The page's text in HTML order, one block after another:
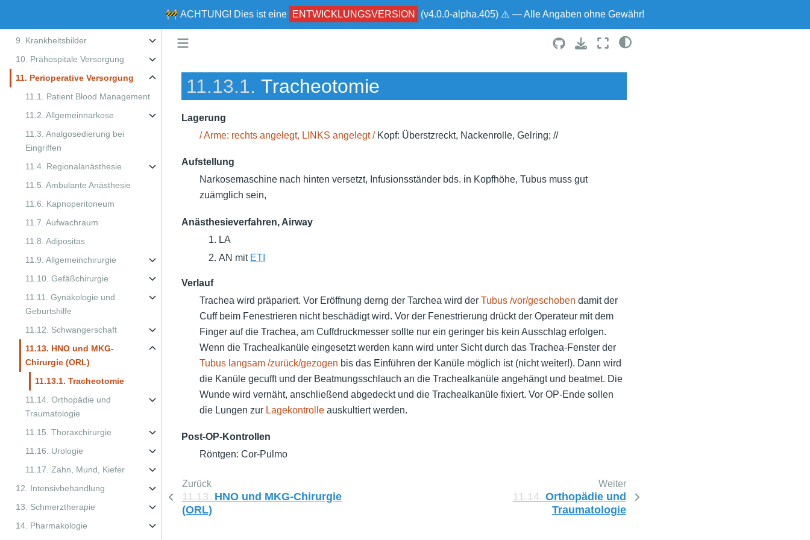
🚧 ACHTUNG! Dies ist eine ENTWICKLUNGSVERSION (v4.0.0-alpha.405) ⚠ — Alle Angaben ohne Gewähr!
9. Krankheitsbilder
10. Prähospitale Versorgung
11. Perioperative Versorgung
11.1. Patient Blood Management
11.2. Allgemeinnarkose
11.3. Analgosedierung bei
Eingriffen
11.4. Regionalanästhesie
11.5. Ambulante Anästhesie
11.6. Kapnoperitoneum
11.7. Aufwachraum
11.8. Adipositas
11.9. Allgemeinchirurgie
11.10. Gefäßchirurgie
11.11. Gynäkologie und
Geburtshilfe
11.12. Schwangerschaft
11.13. HNO und MKG-
Chirurgie (ORL)
11.13.1. Tracheotomie
11.14. Orthopädie und
Traumatologie
11.15. Thoraxchirurgie
11.16. Urologie
11.17. Zahn, Mund, Kiefer
12. Intensivbehandlung
13. Schmerztherapie
14. Pharmakologie
11.13.1. Tracheotomie
Lagerung
/ Arme: rechts angelegt, LINKS angelegt /Kopf: Überstzreckt, Nackenrolle, Gelring; //
Aufstellung
Narkosemaschine nach hinten versetzt, Infusionsständer bds. in Kopfhöhe, Tubus muss gut
zuämglich sein,
Anästhesieverfahren, Airway
LA
AN mit ETI
Verlauf
Trachea wird präpariert. Vor Eröffnung derng der Tarchea wird der Tubus /vor/geschoben damit der
Cuff beim Fenestrieren nicht beschädigt wird. Vor der Fenestrierung drückt der Operateur mit dem
Finger auf die Trachea, am Cuffdruckmesser sollte nur ein geringer bis kein Ausschlag erfolgen.
Wenn die Trachealkanüle eingesetzt werden kann wird unter Sicht durch das Trachea-Fenster der
Tubus langsam /zurück/gezogen bis das Einführen der Kanüle möglich ist (nicht weiter!). Dann wird
die Kanüle gecufft und der Beatmungsschlauch an die Trachealkanüle angehängt und beatmet. Die
Wunde wird vernäht, anschließend abgedeckt und die Trachealkanüle fixiert. Vor OP-Ende sollen
die Lungen zur Lagekontrolleauskultiert werden.
Post-OP-Kontrollen
Röntgen: Cor-Pulmo
Zurück
11.13. HNO und MKG-Chirurgie
(ORL)
Weiter
11.14. Orthopädie und
Traumatologie